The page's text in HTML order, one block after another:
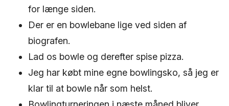
for længe siden.
Der er en bowlebane lige ved siden af
biografen.
Lad os bowle og derefter spise pizza.
Jeg har købt mine egne bowlingsko, så jeg er
klar til at bowle når som helst.